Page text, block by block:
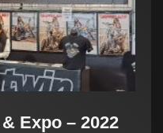
Expo – 2022